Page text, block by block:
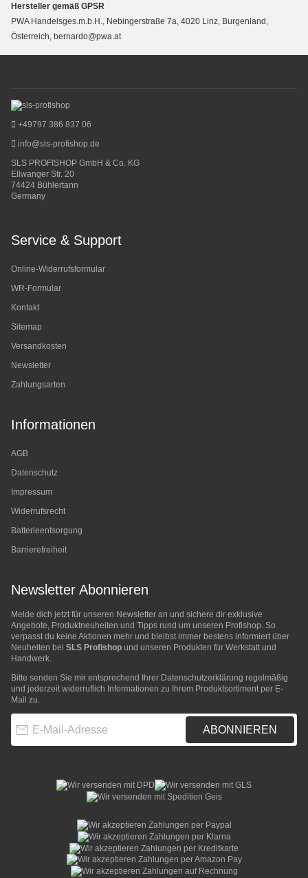
Hersteller gemäß GPSR
PWA Handelsges.m.b.H., Nebingerstraße 7a, 4020 Linz, Burgenland,
Österreich, bernardo@pwa.at
+49797 386 837 06
info@sls-profishop.de
SLS PROFISHOP GmbH & Co. KG
Ellwanger Str. 20
74424 Bühlertann
Germany
Service & Support
Online-Widerrufsformular
WR-Formular
Kontakt
Sitemap
Versandkosten
Newsletter
Zahlungsarten
Informationen
AGB
Datenschutz
Impressum
Widerrufsrecht
Batterieentsorgung
Barrierefreiheit
Newsletter Abonnieren
Melde dich jetzt für unseren Newsletter an und sichere dir exklusive
Angebote, Produktneuheiten und Tipps rund um unseren Profishop. So
verpasst du keine Aktionen mehr und bleibst immer bestens informiert über
Neuheiten bei SLS Profishop und unseren Produkten für Werkstatt und
Handwerk.
Bitte senden Sie mir entsprechend Ihrer Datenschutzerklärung regelmäßig
und jederzeit widerruflich Informationen zu Ihrem Produktsortiment per E-
Mail zu.
ABONNIEREN